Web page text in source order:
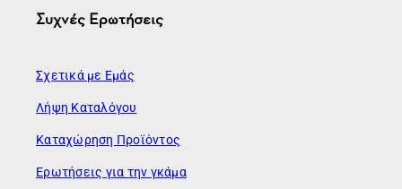
Συχνές Ερωτήσεις
Σχετικά με Εμάς
Λήψη Καταλόγου
Καταχώρηση Προϊόντος
Ερωτήσεις για την γκάμα